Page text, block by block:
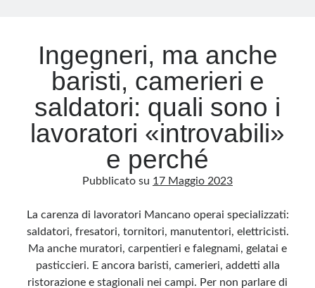
Ingegneri, ma anche
baristi, camerieri e
saldatori: quali sono i
lavoratori «introvabili»
e perché
Pubblicato su 17 Maggio 2023
La carenza di lavoratori Mancano operai specializzati:
saldatori, fresatori, tornitori, manutentori, elettricisti.
Ma anche muratori, carpentieri e falegnami, gelatai e
pasticcieri. E ancora baristi, camerieri, addetti alla
ristorazione e stagionali nei campi. Per non parlare di